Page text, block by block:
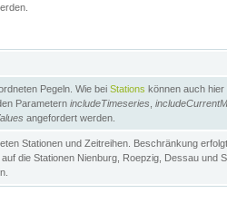
Pegeln. Wie bei Stations können auch hier
Parametern includeTimeseries
angefordert werden.
Stationen und Zeitreihen. Beschränkung
die Stationen Nienburg, Roepzig, Dessau und